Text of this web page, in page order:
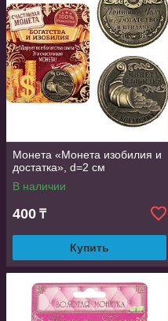
Монета «Монета изобилия и
достатка», d=2 см
В наличии
400 ₸
Купить